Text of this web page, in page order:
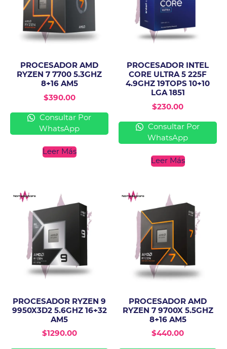
PROCESADOR AMD
RYZEN 7 7700 5.3GHZ
8+16 AM5
$390.00
Consultar Por
WhatsApp
Leer Más
PROCESADOR INTEL
CORE ULTRA 5 225F
4.9GHZ 19TOPS 10+10
LGA 1851
$230.00
Consultar Por
WhatsApp
Leer Más
PROCESADOR RYZEN 9
9950X3D2 5.6GHZ 16+32
AM5
$1290.00
PROCESADOR AMD
RYZEN 7 9700X 5.5GHZ
8+16 AM5
$440.00